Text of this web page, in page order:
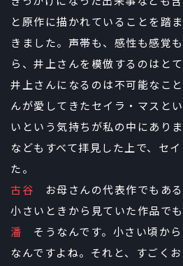
と原作に描かれていることを踏
きました。声帯も、感性も感覚
ら、井上さんを模倣するのはと
井上さんになるのは不可能なこ
んが愛してきたセイラ・マスと
いという気持ちが私の中にあり
などもすべて拝見した上で、セ
た。
古谷 お母さんの代表作でもあ
小さいときから見ていた作品で
潘 そうなんです。小さい頃か
なんですよね。それと、すごく